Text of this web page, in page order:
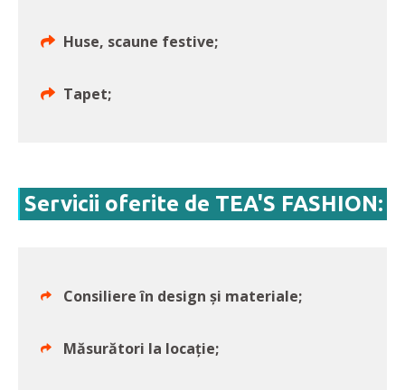
Huse, scaune festive;
Tapet;
Servicii oferite de TEA'S FASHION:
Consiliere în design și materiale;
Măsurători la locație;